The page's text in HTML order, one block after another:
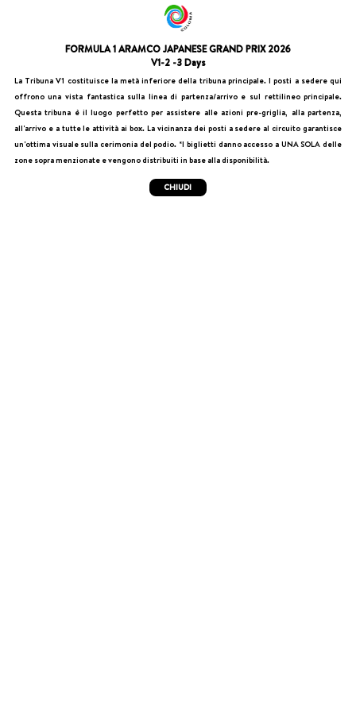
FORMULA 1 ARAMCO JAPANESE GRAND PRIX 2026
V1-2 -3 Days
La Tribuna V1 costituisce la metà inferiore della tribuna principale. I posti a sedere qui
offrono una vista fantastica sulla linea di partenza/arrivo e sul rettilineo principale.
Questa tribuna è il luogo perfetto per assistere alle azioni pre-griglia, alla partenza,
all'arrivo e a tutte le attività ai box. La vicinanza dei posti a sedere al circuito garantisce
un'ottima visuale sulla cerimonia del podio. *I biglietti danno accesso a UNA SOLA delle
zone sopra menzionate e vengono distribuiti in base alla disponibilità.
CHIUDI